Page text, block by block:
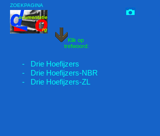
Klik op
trefwoord:
ZOEKPAGINA
- Drie Hoefijzers
- Drie Hoefijzers-NBR
- Drie Hoefijzers-ZL